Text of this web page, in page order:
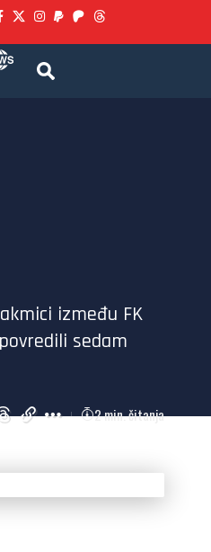
između FK
sedam
2 min. čitanja